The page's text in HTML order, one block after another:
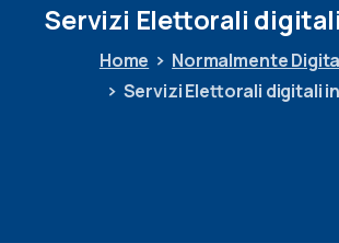
Servizi Elettorali digitali
Home
Normalmente
Servizi Elettorali digitali in